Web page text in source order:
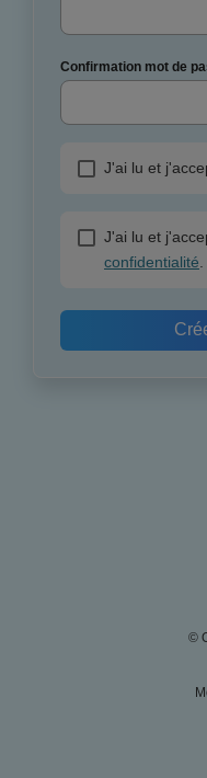
Confirmation mot de
J'ai lu et
J'ai lu et
confidentialité
©